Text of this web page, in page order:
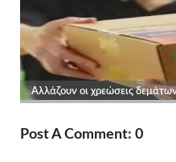
Post A Comment: 0